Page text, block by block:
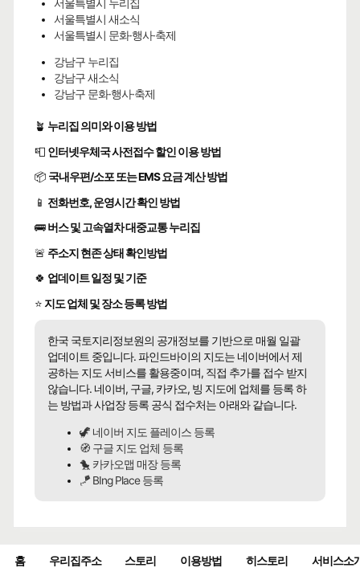
서울특별시 누리집
서울특별시 새소식
서울특별시 문화·행사·축제
강남구 누리집
강남구 새소식
강남구 문화·행사·축제
🪴 누리집 의미와 이용 방법
📮 인터넷우체국 사전접수 할인 이용 방법
📦 국내우편/소포 또는 EMS 요금 계산 방법
📱 전화번호, 운영시간 확인 방법
🚌버스 및 고속열차 대중교통 누리집
🚨 주소지 현존 상태 확인방법
🍀 업데이트 일정 및 기준
⭐ 지도 업체 및 장소 등록 방법
한국 국토지리정보원의 공개정보를 기반으로 매월 일괄
업데이트 중입니다. 파인드바이의 지도는 네이버에서 제
공하는 지도 서비스를 활용중이며, 직접 추가를 접수 받지
않습니다. 네이버, 구글, 카카오, 빙 지도에 업체를 등록 하
는 방법과 사업장 등록 공식 접수처는 아래와 같습니다.
🦖 네이버 지도 플레이스 등록
🧭 구글 지도 업체 등록
🐤 카카오맵 매장 등록
🪁 BIng Place 등록
홈 우리집주소 스토리 이용방법 히스토리 서비스소